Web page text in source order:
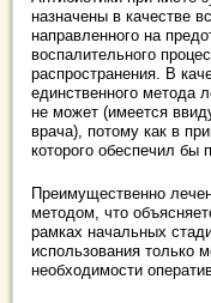
назначены в качестве
направленного на
воспалительного
распространения. В
единственного метода
не может (имеется
врача), потому как в
которого обеспечил бы
Преимущественно
методом, что
рамках начальных
использования только
необходимости